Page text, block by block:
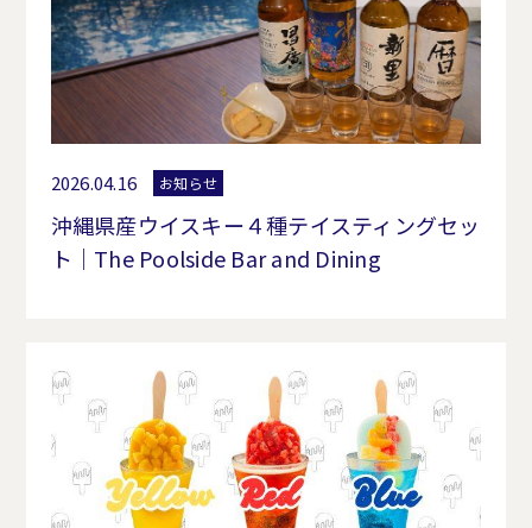
2026.04.16 お知らせ
沖縄県産ウイスキー４種テイスティングセッ
ト｜The Poolside Bar and Dining